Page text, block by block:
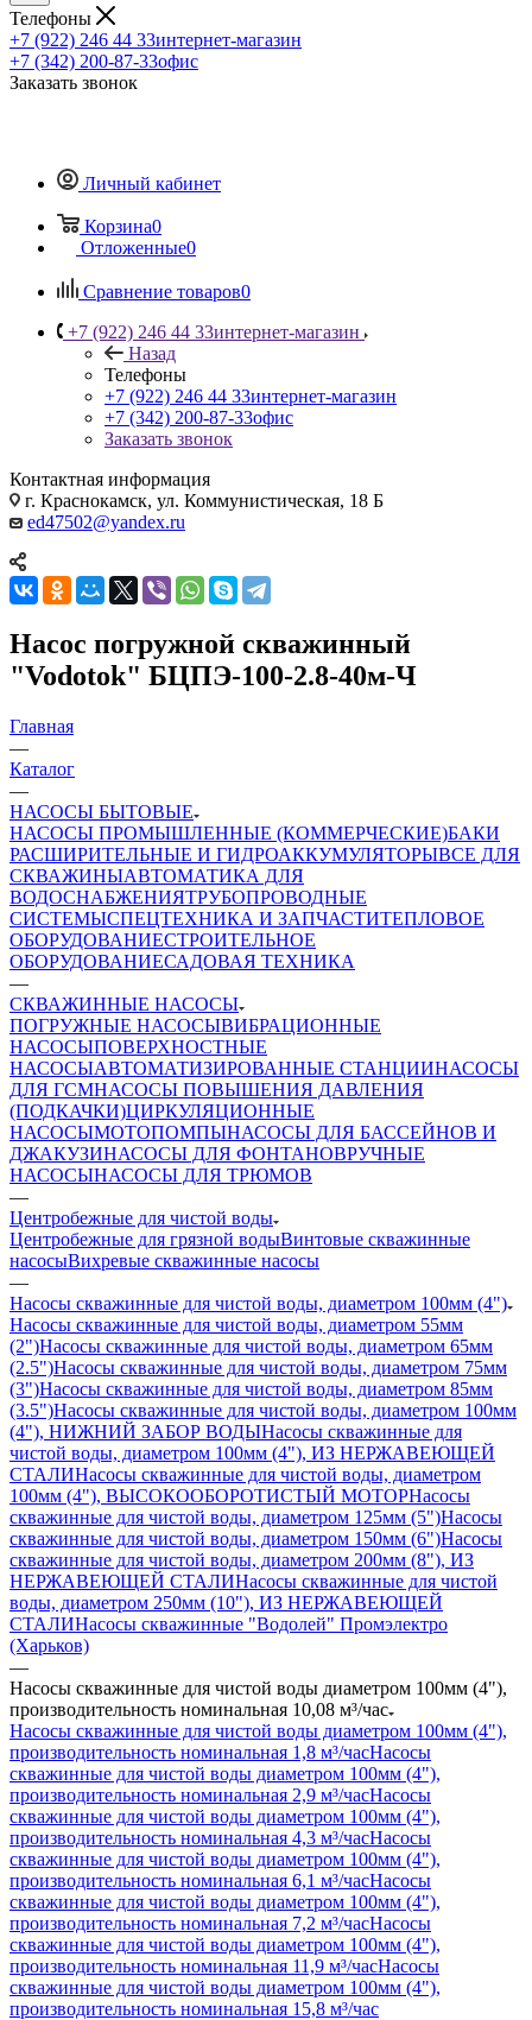
Телефоны
+7 (922) 246 44 33интернет-магазин
+7 (342) 200-87-33офис
Заказать звонок
Личный кабинет
Корзина0
Отложенные0
Сравнение товаров0
+7 (922) 246 44 33интернет-магазин
Назад
Телефоны
+7 (922) 246 44 33интернет-магазин
+7 (342) 200-87-33офис
Заказать звонок
Контактная информация
г. Краснокамск, ул. Коммунистическая, 18 Б
ed47502@yandex.ru
Насос погружной скважинный
"Vodotok" БЦПЭ-100-2.8-40м-Ч
Главная
—
Каталог
—
НАСОСЫ БЫТОВЫЕ
НАСОСЫ ПРОМЫШЛЕННЫЕ (КОММЕРЧЕСКИЕ)БАКИ
РАСШИРИТЕЛЬНЫЕ И ГИДРОАККУМУЛЯТОРЫВСЕ ДЛЯ
СКВАЖИНЫАВТОМАТИКА ДЛЯ
ВОДОСНАБЖЕНИЯТРУБОПРОВОДНЫЕ
СИСТЕМЫСПЕЦТЕХНИКА И ЗАПЧАСТИТЕПЛОВОЕ
ОБОРУДОВАНИЕСТРОИТЕЛЬНОЕ
ОБОРУДОВАНИЕСАДОВАЯ ТЕХНИКА
—
СКВАЖИННЫЕ НАСОСЫ
ПОГРУЖНЫЕ НАСОСЫВИБРАЦИОННЫЕ
НАСОСЫПОВЕРХНОСТНЫЕ
НАСОСЫАВТОМАТИЗИРОВАННЫЕ СТАНЦИИНАСОСЫ
ДЛЯ ГСМНАСОСЫ ПОВЫШЕНИЯ ДАВЛЕНИЯ
(ПОДКАЧКИ)ЦИРКУЛЯЦИОННЫЕ
НАСОСЫМОТОПОМПЫНАСОСЫ ДЛЯ БАССЕЙНОВ И
ДЖАКУЗИНАСОСЫ ДЛЯ ФОНТАНОВРУЧНЫЕ
НАСОСЫНАСОСЫ ДЛЯ ТРЮМОВ
—
Центробежные для чистой воды
Центробежные для грязной водыВинтовые скважинные
насосыВихревые скважинные насосы
—
Насосы скважинные для чистой воды, диаметром 100мм (4")
Насосы скважинные для чистой воды, диаметром 55мм
(2")Насосы скважинные для чистой воды, диаметром 65мм
(2.5")Насосы скважинные для чистой воды, диаметром 75мм
(3")Насосы скважинные для чистой воды, диаметром 85мм
(3.5")Насосы скважинные для чистой воды, диаметром 100мм
(4"), НИЖНИЙ ЗАБОР ВОДЫНасосы скважинные для
чистой воды, диаметром 100мм (4"), ИЗ НЕРЖАВЕЮЩЕЙ
СТАЛИНасосы скважинные для чистой воды, диаметром
100мм (4"), ВЫСОКООБОРОТИСТЫЙ МОТОРНасосы
скважинные для чистой воды, диаметром 125мм (5")Насосы
скважинные для чистой воды, диаметром 150мм (6")Насосы
скважинные для чистой воды, диаметром 200мм (8"), ИЗ
НЕРЖАВЕЮЩЕЙ СТАЛИНасосы скважинные для чистой
воды, диаметром 250мм (10"), ИЗ НЕРЖАВЕЮЩЕЙ
СТАЛИНасосы скважинные "Водолей" Промэлектро
(Харьков)
—
Насосы скважинные для чистой воды диаметром 100мм (4"),
производительность номинальная 10,08 м³/час
Насосы скважинные для чистой воды диаметром 100мм (4"),
производительность номинальная 1,8 м³/часНасосы
скважинные для чистой воды диаметром 100мм (4"),
производительность номинальная 2,9 м³/часНасосы
скважинные для чистой воды диаметром 100мм (4"),
производительность номинальная 4,3 м³/часНасосы
скважинные для чистой воды диаметром 100мм (4"),
производительность номинальная 6,1 м³/часНасосы
скважинные для чистой воды диаметром 100мм (4"),
производительность номинальная 7,2 м³/часНасосы
скважинные для чистой воды диаметром 100мм (4"),
производительность номинальная 11,9 м³/часНасосы
скважинные для чистой воды диаметром 100мм (4"),
производительность номинальная 15,8 м³/час